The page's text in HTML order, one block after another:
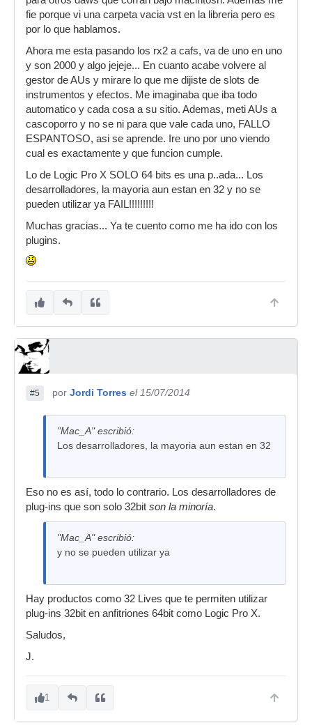
fie porque vi una carpeta vacia vst en la libreria pero es
por lo que hablamos.
Ahora me esta pasando los rx2 a cafs, va de uno en uno
y son 2000 y algo jejeje... En cuanto acabe volvere al
gestor de AUs y mirare lo que me dijiste de slots de
instrumentos y efectos. Me imaginaba que iba todo
automatico y cada cosa a su sitio. Ademas, meti AUs a
cascoporro y no se ni para que vale cada uno, FALLO
ESPANTOSO, asi se aprende. Ire uno por uno viendo
cual es exactamente y que funcion cumple.
Lo de Logic Pro X SOLO 64 bits es una p..ada... Los
desarrolladores, la mayoria aun estan en 32 y no se
pueden utilizar ya FAIL!!!!!!!!!
Muchas gracias... Ya te cuento como me ha ido con los
plugins.
#5 por Jordi Torres el 15/07/2014
"Mac_A" escribió:
Los desarrolladores, la mayoria aun estan en 32
Eso no es así, todo lo contrario. Los desarrolladores de
plug-ins que son solo 32bit son la minoría.
"Mac_A" escribió:
y no se pueden utilizar ya
Hay productos como 32 Lives que te permiten utilizar
plug-ins 32bit en anfitriones 64bit como Logic Pro X.
Saludos,
J.
1